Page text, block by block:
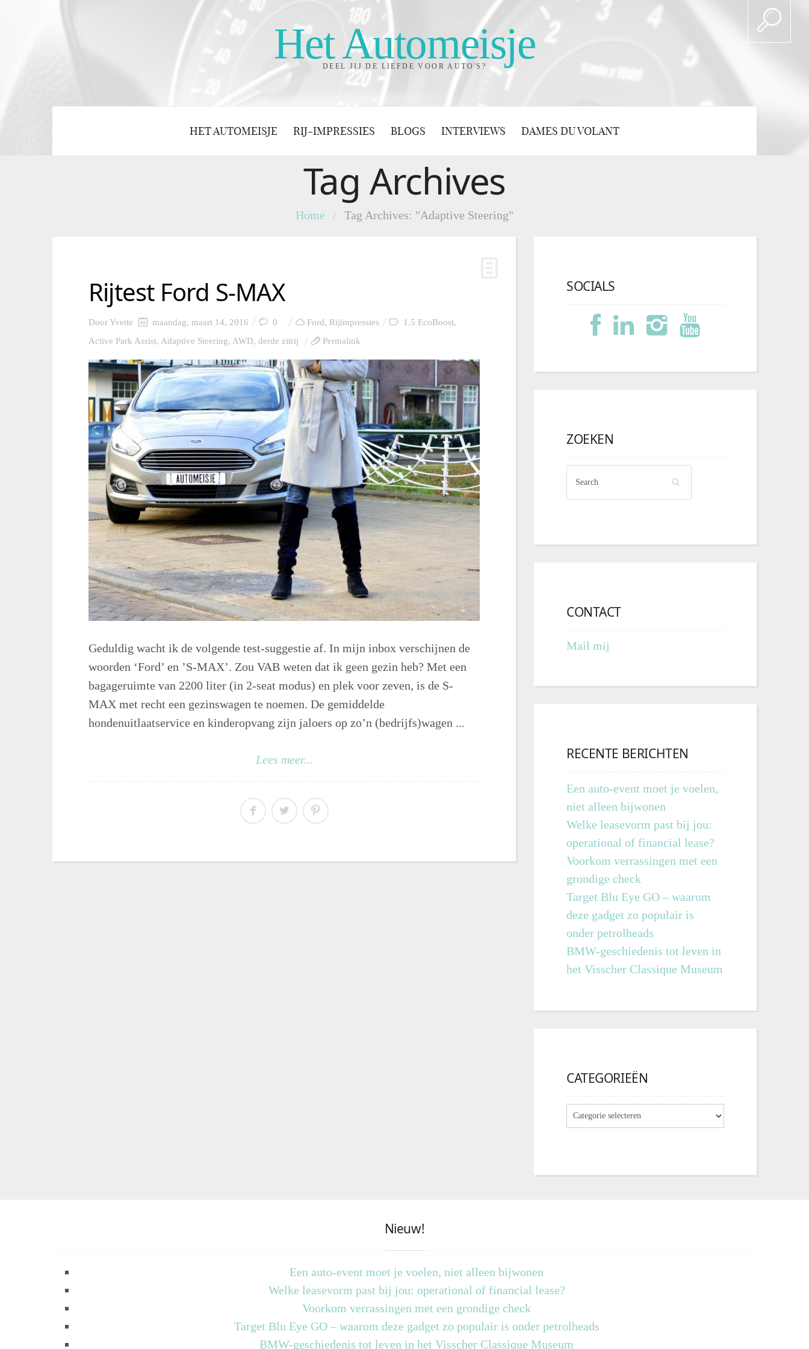
Het Automeisje
DEEL JIJ DE LIEFDE VOOR AUTO'S?
HET AUTOMEISJE RIJ-IMPRESSIES BLOGS INTERVIEWS DAMES DU VOLANT
Tag Archives
Home / Tag Archives: "Adaptive Steering"
Rijtest Ford S-MAX
DoorYvette maandag, maart 14, 2016 0 Ford, Rijimpressies 1.5 EcoBoost,
Active Park Assist, Adaptive Steering, AWD, derde zitrij Permalink
Geduldig wacht ik de volgende test-suggestie af. In mijn inbox verschijnen de
woorden ‘Ford’ en ’S-MAX’. Zou VAB weten dat ik geen gezin heb? Met een
bagageruimte van 2200 liter (in 2-seat modus) en plek voor zeven, is de S-
MAX met recht een gezinswagen te noemen. De gemiddelde
hondenuitlaatservice en kinderopvang zijn jaloers op zo’n (bedrijfs)wagen ...
Lees meer...
SOCIALS
ZOEKEN
CONTACT
Mail mij
RECENTE BERICHTEN
Een auto-event moet je voelen,
niet alleen bijwonen
Welke leasevorm past bij jou:
operational of financial lease?
Voorkom verrassingen met een
grondige check
Target Blu Eye GO – waarom
deze gadget zo populair is
onder petrolheads
BMW-geschiedenis tot leven in
het Visscher Classique Museum
CATEGORIEËN
Nieuw!
Een auto-event moet je voelen, niet alleen bijwonen
Welke leasevorm past bij jou: operational of financial lease?
Voorkom verrassingen met een grondige check
Target Blu Eye GO – waarom deze gadget zo populair is onder petrolheads
BMW-geschiedenis tot leven in het Visscher Classique Museum